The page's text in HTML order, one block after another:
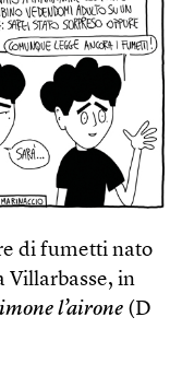
di fumetti nato
Villarbasse, in
l’airone (D